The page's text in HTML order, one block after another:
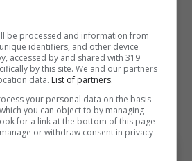
unite alle possibili entrate
sportivi, rendono meno
fatta dagli
essere vicina ai 13
be processed and information from
identifiers, and other device
accessed by and shared with 319
by this site. We and our partners
data. List of partners.
your personal data on the basis
you can object to by managing
for a link at the bottom of this page
or withdraw consent in privacy